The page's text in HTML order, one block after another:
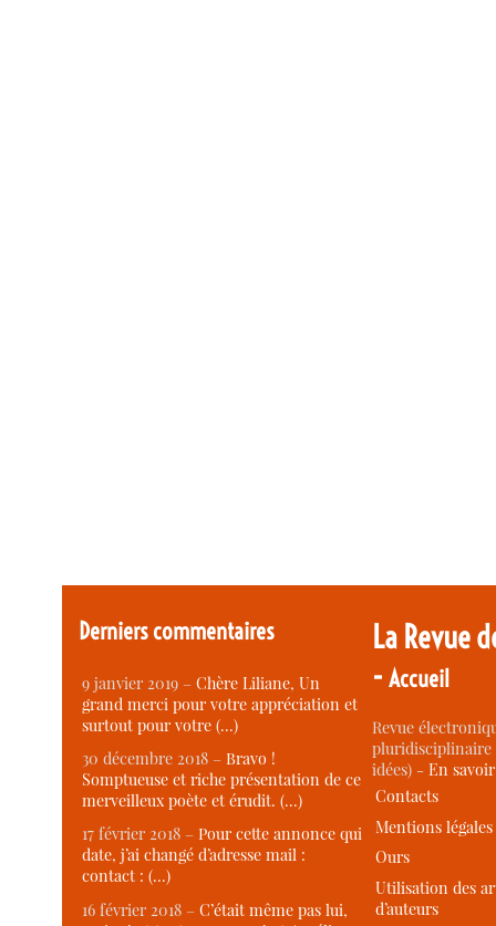
Derniers commentaires
9 janvier 2019 –Chère Liliane, Un
grand merci pour votre appréciation et
surtout pour votre (…)
30 décembre 2018 –Bravo !
Somptueuse et riche présentation de ce
merveilleux poète et érudit. (…)
17 février 2018 –Pour cette annonce qui
date, j’ai changé d’adresse mail :
contact : (…)
16 février 2018 –C’était même pas lui,
La Revue
-Accueil
Revue
idées) -En
Contacts
Mentions légales
Ours
Utilisation des
d’auteurs